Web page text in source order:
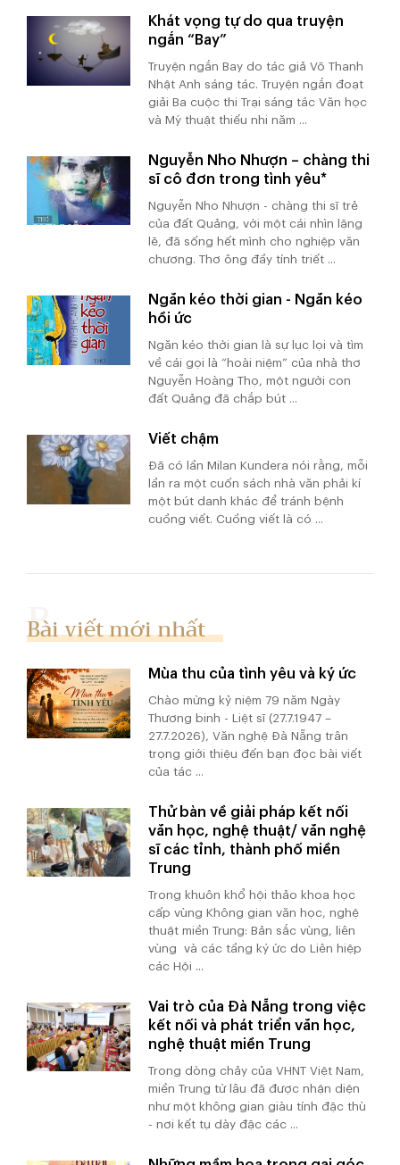
Khát vọng tự do qua truyện
ngắn “Bay”
Truyện ngắn Bay do tác giả Võ Thanh
Nhật Anh sáng tác. Truyện ngắn đoạt
giải Ba cuộc thi Trại sáng tác Văn học
và Mỹ thuật thiếu nhi năm ...
Nguyễn Nho Nhượn – chàng thi
sĩ cô đơn trong tình yêu*
Nguyễn Nho Nhượn - chàng thi sĩ trẻ
của đất Quảng, với một cái nhìn lặng
lẽ, đã sống hết mình cho nghiệp văn
chương. Thơ ông đầy tính triết ...
Ngăn kéo thời gian - Ngăn kéo
hồi ức
Ngăn kéo thời gian là sự lục lọi và tìm
về cái gọi là “hoài niệm” của nhà thơ
Nguyễn Hoàng Thọ, một người con
đất Quảng đã chắp bút ...
Viết chậm
Đã có lần Milan Kundera nói rằng, mỗi
lần ra một cuốn sách nhà văn phải kí
một bút danh khác để tránh bệnh
cuồng viết. Cuồng viết là có ...
Bài viết mới nhất
Mùa thu của tình yêu và ký ức
Chào mừng kỷ niệm 79 năm Ngày
Thương binh - Liệt sĩ (27.7.1947 –
27.7.2026), Văn nghệ Đà Nẵng trân
trọng giới thiệu đến bạn đọc bài viết
của tác ...
Thử bàn về giải pháp kết nối
văn học, nghệ thuật/ văn nghệ
sĩ các tỉnh, thành phố miền
Trung
Trong khuôn khổ hội thảo khoa học
cấp vùng Không gian văn học, nghệ
thuật miền Trung: Bản sắc vùng, liên
vùng và các tầng ký ức do Liên hiệp
các Hội ...
Vai trò của Đà Nẵng trong việc
kết nối và phát triển văn học,
nghệ thuật miền Trung
Trong dòng chảy của VHNT Việt Nam,
miền Trung từ lâu đã được nhận diện
như một không gian giàu tính đặc thù
- nơi kết tụ dày đặc các ...